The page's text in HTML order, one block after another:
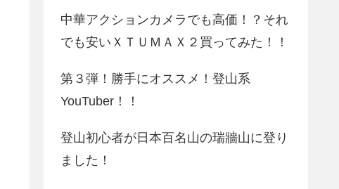
中華アクションカメラでも高価！？それ
でも安いＸＴＵＭＡＸ２買ってみた！！
第３弾！勝手にオススメ！登山系
YouTuber！！
登山初心者が日本百名山の瑞牆山に登り
ました！